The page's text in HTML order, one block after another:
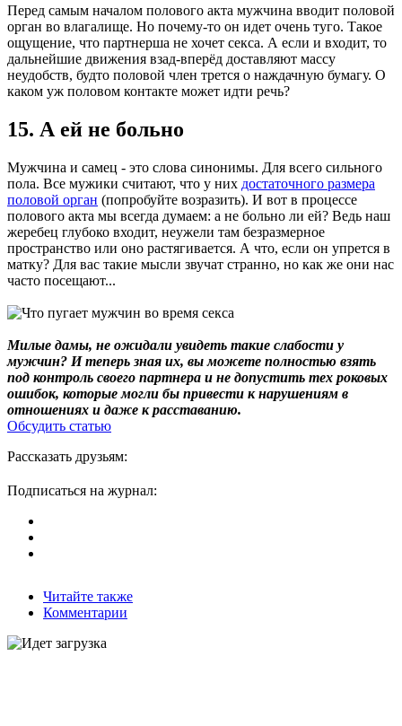
Перед самым началом полового акта мужчина вводит половой
орган во влагалище. Но почему-то он идет очень туго. Такое
ощущение, что партнерша не хочет секса. А если и входит, то
дальнейшие движения взад-вперёд доставляют массу
неудобств, будто половой член трется о наждачную бумагу. О
каком уж половом контакте может идти речь?
15. А ей не больно
Мужчина и самец - это слова синонимы. Для всего сильного
пола. Все мужики считают, что у них достаточного размера
половой орган (попробуйте возразить). И вот в процессе
полового акта мы всегда думаем: а не больно ли ей? Ведь наш
жеребец глубоко входит, неужели там безразмерное
пространство или оно растягивается. А что, если он упрется в
матку? Для вас такие мысли звучат странно, но как же они нас
часто посещают...
Милые дамы, не ожидали увидеть такие слабости у
мужчин? И теперь зная их, вы можете полностью взять
под контроль своего партнера и не допустить тех роковых
ошибок, которые могли бы привести к нарушениям в
отношениях и даже к расставанию.
Обсудить статью
Рассказать друзьям:
Подписаться на журнал:
Читайте также
Комментарии